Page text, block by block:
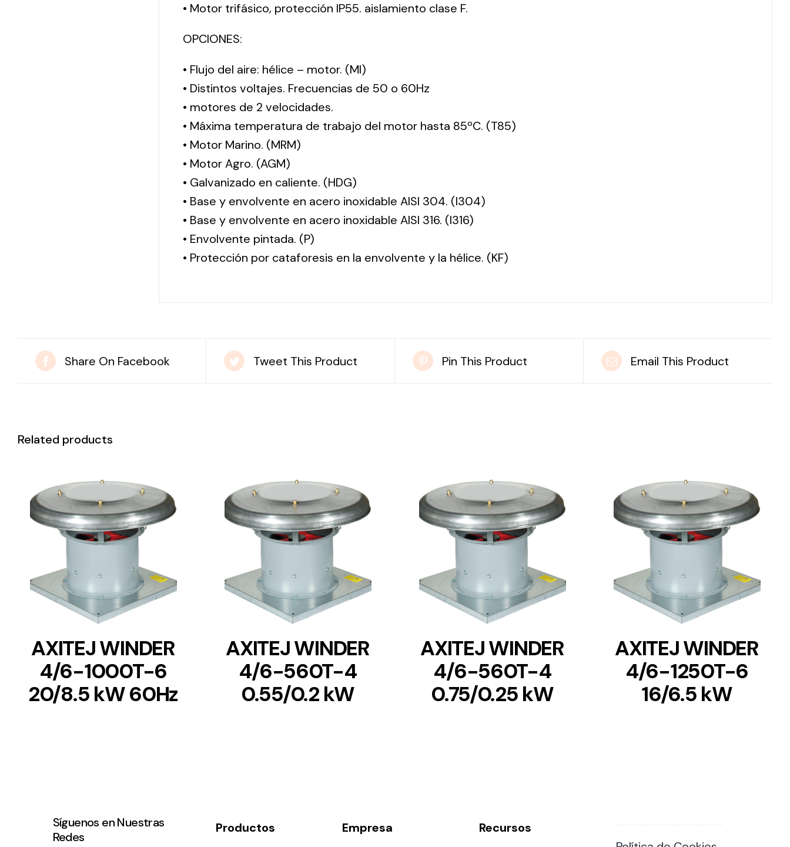
• Motor trifásico, protección IP55. aislamiento clase F.
OPCIONES:
• Flujo del aire: hélice – motor. (MI)
• Distintos voltajes. Frecuencias de 50 o 60Hz
• motores de 2 velocidades.
• Máxima temperatura de trabajo del motor hasta 85ºC. (T85)
• Motor Marino. (MRM)
• Motor Agro. (AGM)
• Galvanizado en caliente. (HDG)
• Base y envolvente en acero inoxidable AISI 304. (I304)
• Base y envolvente en acero inoxidable AISI 316. (I316)
• Envolvente pintada. (P)
• Protección por cataforesis en la envolvente y la hélice. (KF)
Share On Facebook Tweet This Product Pin This Product Email This Product
Related products
AXITEJ WINDER
4/6-1000T-6
20/8.5 kW 60Hz
AXITEJ WINDER
4/6-560T-4
0.55/0.2 kW
AXITEJ WINDER
4/6-560T-4
0.75/0.25 kW
AXITEJ WINDER
4/6-1250T-6
16/6.5 kW
Síguenos en Nuestras
Redes
Productos
Empresa
Recursos